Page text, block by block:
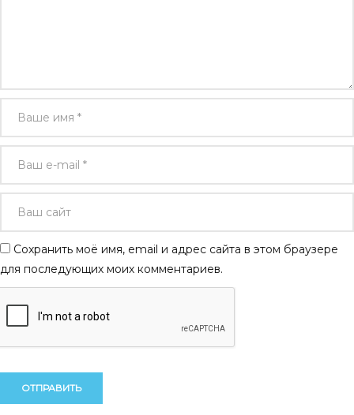
Сохранить моё имя, email и адрес сайта в этом браузере
для последующих моих комментариев.